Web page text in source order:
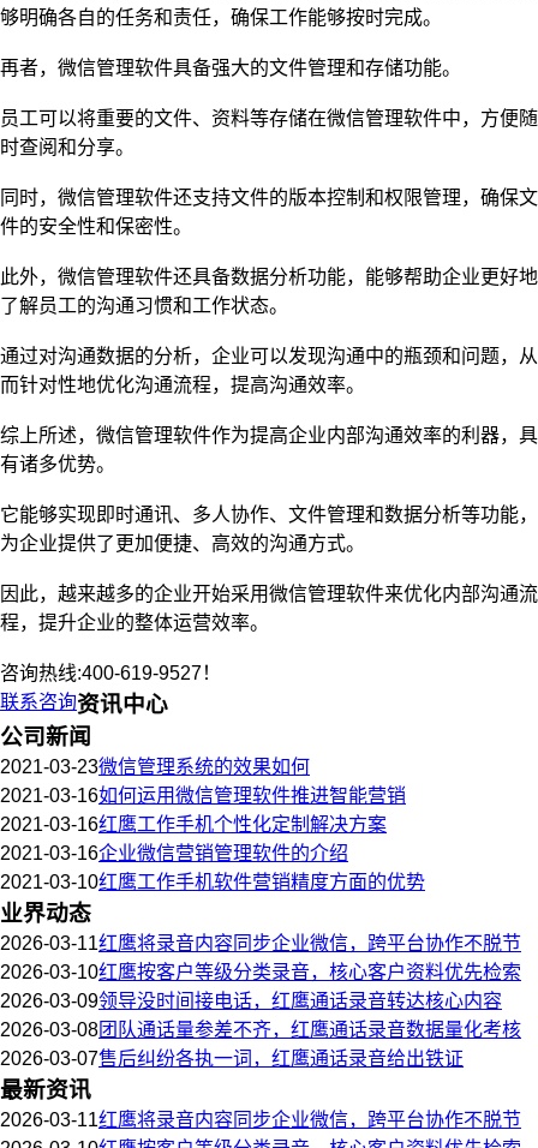
够明确各自的任务和责任，确保工作能够按时完成。
再者，微信管理软件具备强大的文件管理和存储功能。
员工可以将重要的文件、资料等存储在微信管理软件中，方便随
时查阅和分享。
同时，微信管理软件还支持文件的版本控制和权限管理，确保文
件的安全性和保密性。
此外，微信管理软件还具备数据分析功能，能够帮助企业更好地
了解员工的沟通习惯和工作状态。
通过对沟通数据的分析，企业可以发现沟通中的瓶颈和问题，从
而针对性地优化沟通流程，提高沟通效率。
综上所述，微信管理软件作为提高企业内部沟通效率的利器，具
有诸多优势。
它能够实现即时通讯、多人协作、文件管理和数据分析等功能，
为企业提供了更加便捷、高效的沟通方式。
因此，越来越多的企业开始采用微信管理软件来优化内部沟通流
程，提升企业的整体运营效率。
咨询热线:400-619-9527！
联系咨询资讯中心
公司新闻
2021-03-23微信管理系统的效果如何
2021-03-16如何运用微信管理软件推进智能营销
2021-03-16红鹰工作手机个性化定制解决方案
2021-03-16企业微信营销管理软件的介绍
2021-03-10红鹰工作手机软件营销精度方面的优势
业界动态
2026-03-11红鹰将录音内容同步企业微信，跨平台协作不脱节
2026-03-10红鹰按客户等级分类录音，核心客户资料优先检索
2026-03-09领导没时间接电话，红鹰通话录音转达核心内容
2026-03-08团队通话量参差不齐，红鹰通话录音数据量化考核
2026-03-07售后纠纷各执一词，红鹰通话录音给出铁证
最新资讯
2026-03-11红鹰将录音内容同步企业微信，跨平台协作不脱节